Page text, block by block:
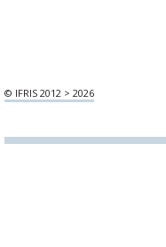
© IFRIS 2012 > 2026